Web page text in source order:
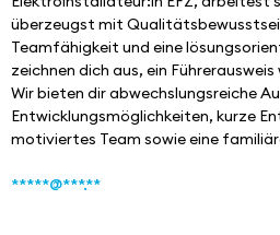
überzeugst mit
Teamfähigkeit und eine
zeichnen dich aus, ein
Wir bieten dir abwechslungsreiche
Entwicklungsmöglichkeiten, kurze
motiviertes Team sowie eine
*****@***.**